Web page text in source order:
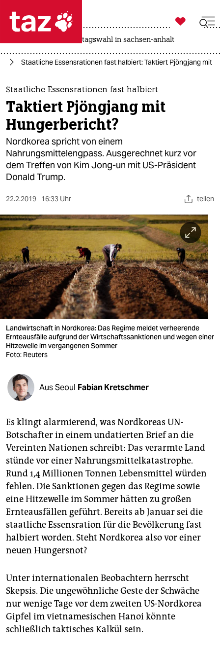
 taz zahl ich
taz zahl ich
themen
politik
öko
gesellschaft
kultur
sport
berlin
nord
wahrheit
verlag
verlag
veranstaltungen
shop
unterstützen
genossenschaft
epaper login

taz zahl ich
landtagswahl in sachsen-anhalt
Staatliche Essensrationen fast halbiert: Taktiert Pjöngjang mit
Staatliche Essensrationen fast halbiert
Taktiert Pjöngjang mit
Hungerbericht?
Nordkorea spricht von einem
Nahrungsmittelengpass. Ausgerechnet kurz vor
dem Treffen von Kim Jong-un mit US-Präsident
Donald Trump.
22.2.2019 16:33 Uhr teilen
Landwirtschaft in Nordkorea: Das Regime meldet verheerende
Ernteausfälle aufgrund der Wirtschaftssanktionen und wegen einer
Hitzewelle im vergangenen Sommer
Foto: Reuters
Aus Seoul Fabian Kretschmer
Es klingt alarmierend, was Nordkoreas UN-
Botschafter in einem undatierten Brief an die
Vereinten Nationen schreibt: Das verarmte Land
stünde vor einer Nahrungsmittelkatastrophe.
Rund 1,4 Millionen Tonnen Lebensmittel würden
fehlen. Die Sanktionen gegen das Regime sowie
eine Hitzewelle im Sommer hätten zu großen
Ernteausfällen geführt. Bereits ab Januar sei die
staatliche Essensration für die Bevölkerung fast
halbiert worden. Steht Nordkorea also vor einer
neuen Hungersnot?
Unter internationalen Beobachtern herrscht
Skepsis. Die ungewöhnliche Geste der Schwäche
nur wenige Tage vor dem zweiten US-Nordkorea
Gipfel im vietnamesischen Hanoi könnte
schließlich taktisches Kalkül sein.